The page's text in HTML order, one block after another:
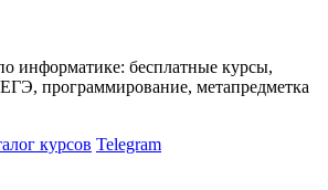
информатике: бесплатные курсы,
программирование, метапредметка
курсов Telegram